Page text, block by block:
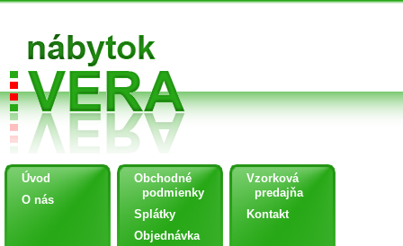
Úvod
O nás
Obchodné
podmienky
Splátky
Objednávka
Vzorková
predajňa
Kontakt